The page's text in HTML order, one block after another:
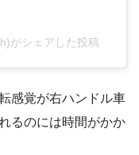
がシェアした投稿
感覚が右ハンドル車
るのには時間がかか